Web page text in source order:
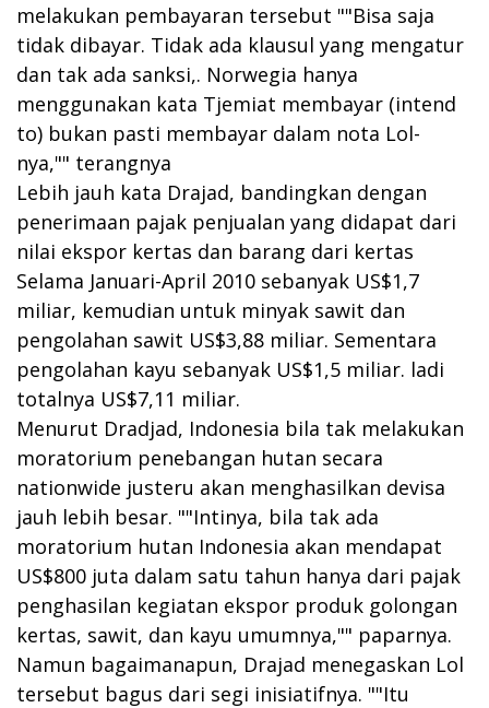
melakukan pembayaran tersebut ""Bisa saja
tidak dibayar. Tidak ada klausul yang mengatur
dan tak ada sanksi,. Norwegia hanya
menggunakan kata Tjemiat membayar (intend
to) bukan pasti membayar dalam nota Lol-
nya,"" terangnya
Lebih jauh kata Drajad, bandingkan dengan
penerimaan pajak penjualan yang didapat dari
nilai ekspor kertas dan barang dari kertas
Selama Januari-April 2010 sebanyak US$1,7
miliar, kemudian untuk minyak sawit dan
pengolahan sawit US$3,88 miliar. Sementara
pengolahan kayu sebanyak US$1,5 miliar. ladi
totalnya US$7,11 miliar.
Menurut Dradjad, Indonesia bila tak melakukan
moratorium penebangan hutan secara
nationwide justeru akan menghasilkan devisa
jauh lebih besar. ""Intinya, bila tak ada
moratorium hutan Indonesia akan mendapat
US$800 juta dalam satu tahun hanya dari pajak
penghasilan kegiatan ekspor produk golongan
kertas, sawit, dan kayu umumnya,"" paparnya.
Namun bagaimanapun, Drajad menegaskan Lol
tersebut bagus dari segi inisiatifnya. ""Itu